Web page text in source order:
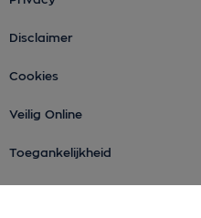
Disclaimer
Cookies
Veilig Online
Toegankelijkheid